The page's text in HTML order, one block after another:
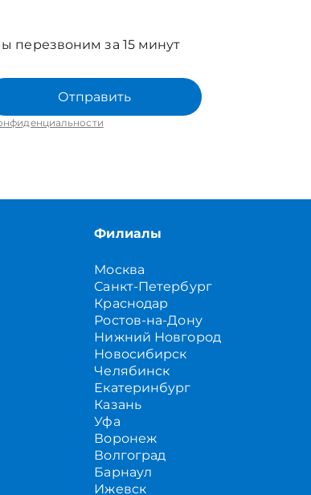
перезвоним за 15 минут
Отправить
Филиалы
Москва
Санкт-Петербург
Краснодар
Ростов-на-Дону
Нижний Новгород
Новосибирск
Челябинск
Екатеринбург
Казань
Уфа
Воронеж
Волгоград
Барнаул
Ижевск